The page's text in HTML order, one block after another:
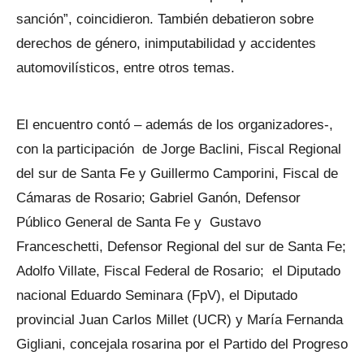
sanción”, coincidieron. También debatieron sobre
derechos de género, inimputabilidad y accidentes
automovilísticos, entre otros temas.
El encuentro contó – además de los organizadores-,
con la participación de Jorge Baclini, Fiscal Regional
del sur de Santa Fe y Guillermo Camporini, Fiscal de
Cámaras de Rosario; Gabriel Ganón, Defensor
Público General de Santa Fe y Gustavo
Franceschetti, Defensor Regional del sur de Santa Fe;
Adolfo Villate, Fiscal Federal de Rosario; el Diputado
nacional Eduardo Seminara (FpV), el Diputado
provincial Juan Carlos Millet (UCR) y María Fernanda
Gigliani, concejala rosarina por el Partido del Progreso